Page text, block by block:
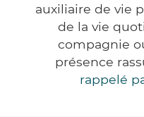
auxiliaire de vie
de la vie
compagnie
présence
rappelé